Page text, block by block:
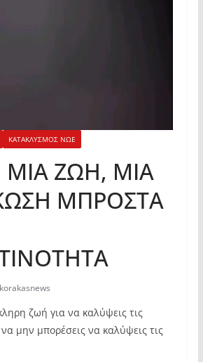
ΚΑΤΑΚΛΥΣΜΟΣ ΝΩΕ
ΜΙΑ ΖΩΗ, ΜΙΑ
ΜΠΡΟΣΤΑ
korakasnews
ζωή για να καλύψεις τις
μην μπορέσεις να καλύψεις τις